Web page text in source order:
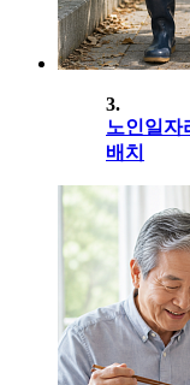
3.
노인일자
배치